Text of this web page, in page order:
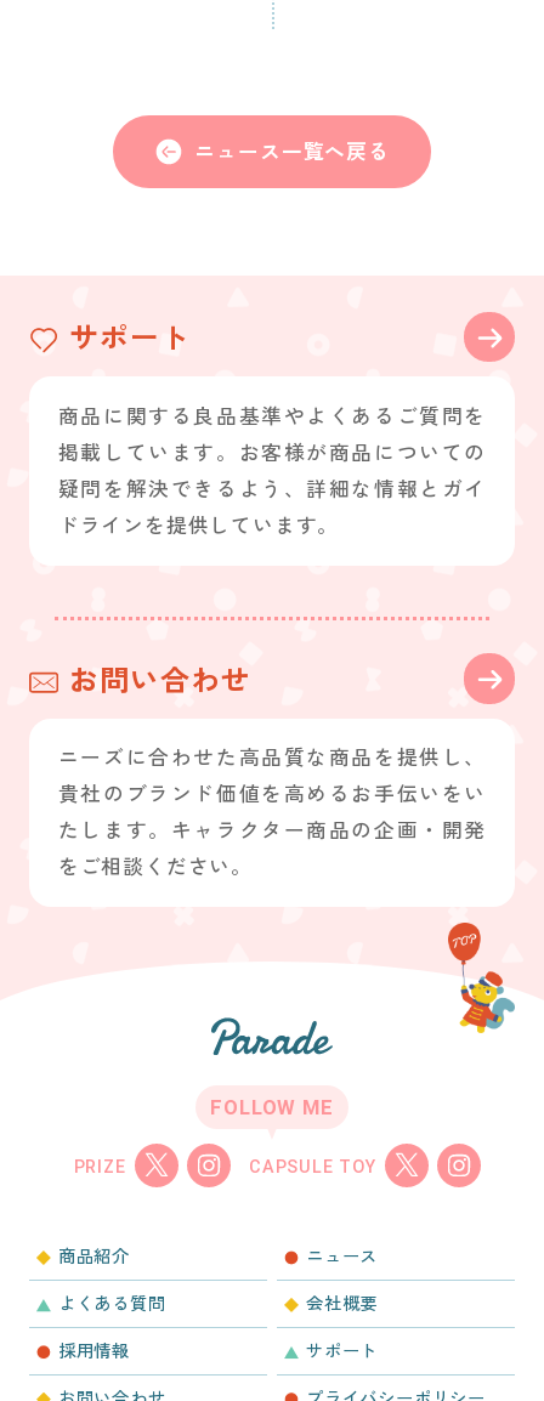
ニュース一覧へ戻る
サポート
商品に関する良品基準やよくあるご質問を
掲載しています。お客様が商品についての
疑問を解決できるよう、詳細な情報とガイ
ドラインを提供しています。
お問い合わせ
ニーズに合わせた高品質な商品を提供し、
貴社のブランド価値を高めるお手伝いをい
たします。キャラクター商品の企画・開発
をご相談ください。
FOLLOW ME
PRIZE CAPSULE TOY
商品紹介 ニュース
よくある質問 会社概要
採用情報 サポート